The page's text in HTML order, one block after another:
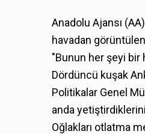
Anadolu Ajansı
havadan
"Bunun her şeyi bir
Dördüncü kuşak
Politikalar Genel
anda
Oğlakları otlatma